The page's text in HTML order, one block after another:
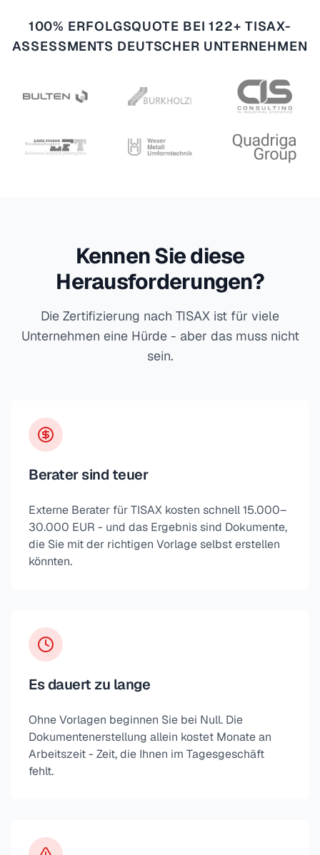
100% ERFOLGSQUOTE BEI 122+ TISAX-
ASSESSMENTS DEUTSCHER UNTERNEHMEN
Kennen Sie diese
Herausforderungen?
Die Zertifizierung nach TISAX ist für viele
Unternehmen eine Hürde - aber das muss nicht
sein.
Berater sind teuer
Externe Berater für TISAX kosten schnell 15.000–
30.000 EUR - und das Ergebnis sind Dokumente,
die Sie mit der richtigen Vorlage selbst erstellen
könnten.
Es dauert zu lange
Ohne Vorlagen beginnen Sie bei Null. Die
Dokumentenerstellung allein kostet Monate an
Arbeitszeit - Zeit, die Ihnen im Tagesgeschäft
fehlt.